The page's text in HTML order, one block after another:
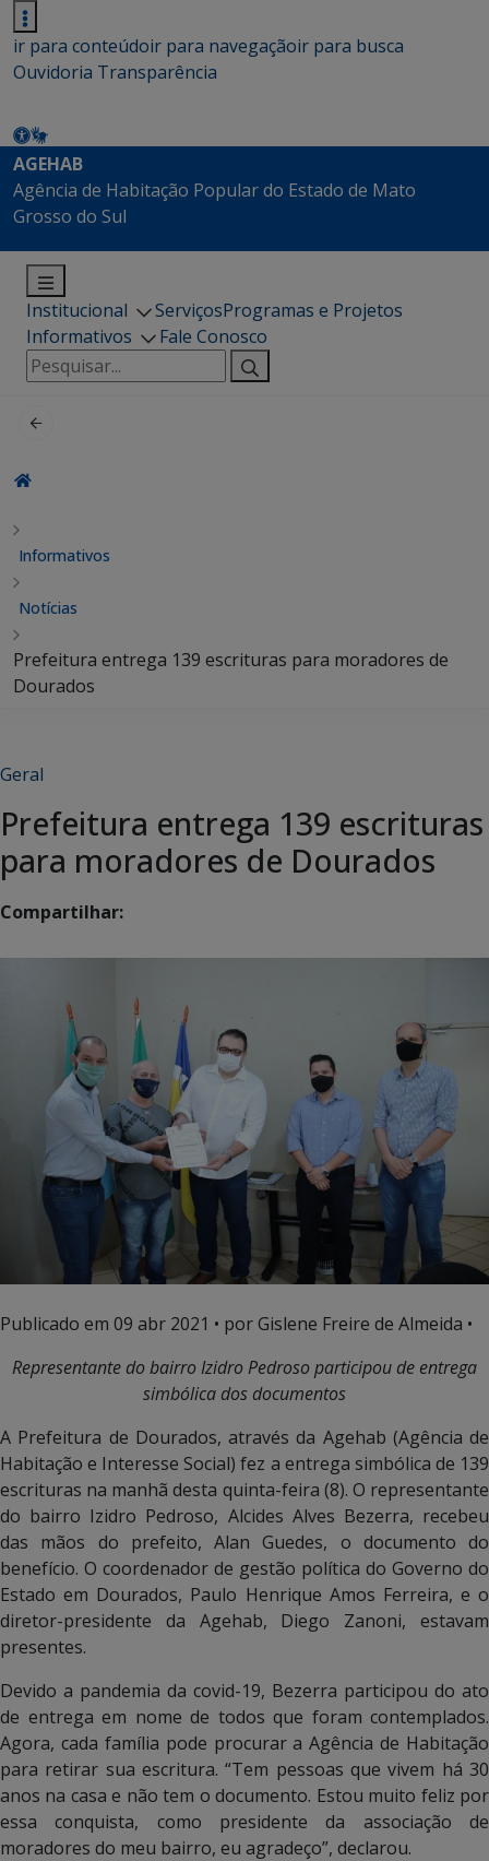
ir para conteúdoir para navegaçãoir para busca
Ouvidoria Transparência
AGEHAB
Agência de Habitação Popular do Estado de Mato
Grosso do Sul
Institucional ServiçosProgramas e Projetos
Informativos
Fale Conosco
Pesquisar
por:
Informativos
Notícias
Prefeitura entrega 139 escrituras para moradores de
Dourados
Geral
Prefeitura entrega 139 escrituras
para moradores de Dourados
Compartilhar:
Publicado em 09 abr 2021 • por Gislene Freire de Almeida •
Representante do bairro Izidro Pedroso participou de entrega
simbólica dos documentos
A Prefeitura de Dourados, através da Agehab (Agência de
Habitação e Interesse Social) fez a entrega simbólica de 139
escrituras na manhã desta quinta-feira (8). O representante
do bairro Izidro Pedroso, Alcides Alves Bezerra, recebeu
das mãos do prefeito, Alan Guedes, o documento do
benefício. O coordenador de gestão política do Governo do
Estado em Dourados, Paulo Henrique Amos Ferreira, e o
diretor-presidente da Agehab, Diego Zanoni, estavam
presentes.
Devido a pandemia da covid-19, Bezerra participou do ato
de entrega em nome de todos que foram contemplados.
Agora, cada família pode procurar a Agência de Habitação
para retirar sua escritura. “Tem pessoas que vivem há 30
anos na casa e não tem o documento. Estou muito feliz por
essa conquista, como presidente da associação de
moradores do meu bairro, eu agradeço”, declarou.